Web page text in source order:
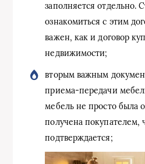
заполняется отдельно.
ознакомиться с этим
важен, как и договор
недвижимости;
вторым важным
приема-передачи
мебель не просто была
получена покупателем,
подтверждается;